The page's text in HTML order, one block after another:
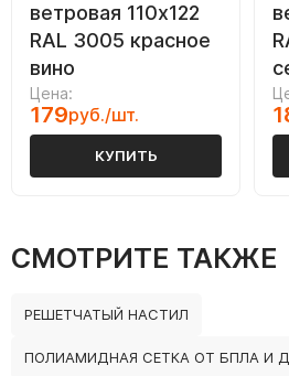
ветровая 110х122
RAL 3005 красное
вино
Цена:
179руб./шт.
КУПИТЬ
СМОТРИТЕ ТАКЖЕ
РЕШЕТЧАТЫЙ НАСТИЛ
ПОЛИАМИДНАЯ СЕТКА ОТ БПЛА И